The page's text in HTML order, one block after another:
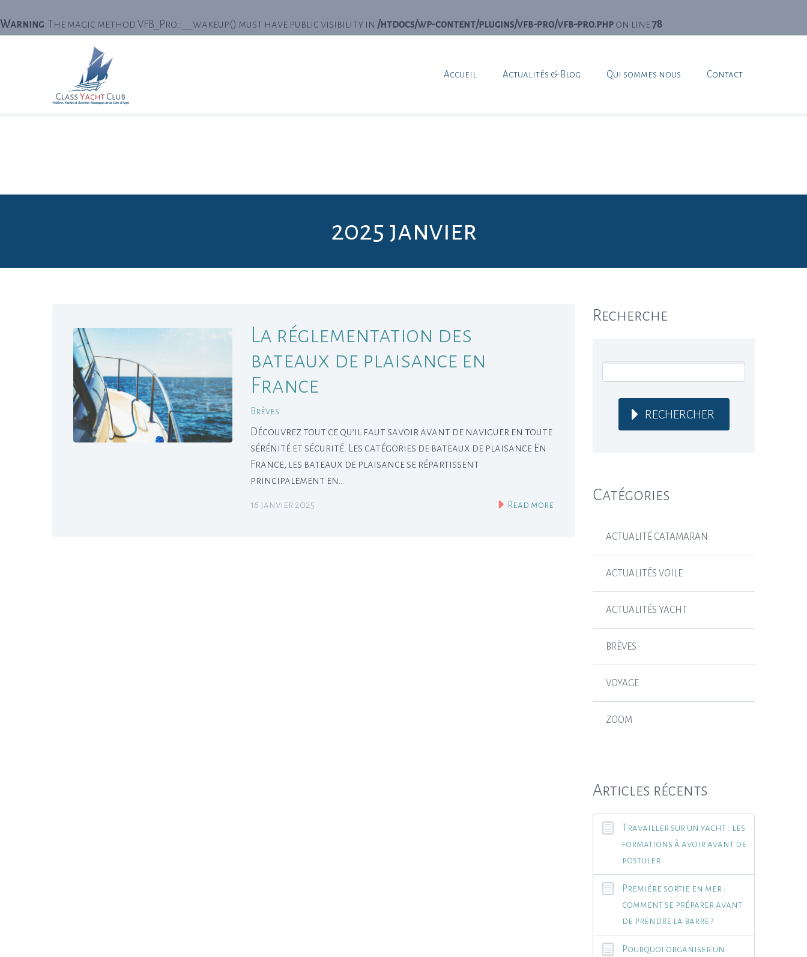
Warning: The magic method VFB_Pro::__wakeup() must have public visibility in /htdocs/wp-content/plugins/vfb-pro/vfb-pro.php on line78
: The magic method VFB_Pro_Form_Display::__wakeup() must have public visibility in
Accueil Actualités & Blog Qui sommes nous Contact
2025 janvier
La réglementation des
bateaux de plaisance en
France
Brèves
Découvrez tout ce qu’il faut savoir avant de naviguer en toute
sérénité et sécurité. Les catégories de bateaux de plaisance En
France, les bateaux de plaisance se répartissent
principalement en…
16 janvier 2025 Read more
Recherche
RECHERCHER
Catégories
ACTUALITÉ CATAMARAN
ACTUALITÉS VOILE
ACTUALITÉS YACHT
BRÈVES
VOYAGE
ZOOM
Articles récents
Travailler sur un yacht : les
formations à avoir avant de
postuler
Première sortie en mer :
comment se préparer avant
de prendre la barre ?
Pourquoi organiser un